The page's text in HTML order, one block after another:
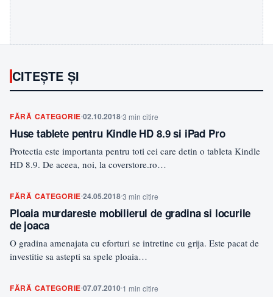
CITEȘTE ȘI
FĂRĂ CATEGORIE02.10.20183 min citire
Huse tablete pentru Kindle HD 8.9 si iPad Pro
Protectia este importanta pentru toti cei care detin o tableta Kindle
HD 8.9. De aceea, noi, la coverstore.ro…
FĂRĂ CATEGORIE24.05.20183 min citire
Ploaia murdareste mobilierul de gradina si locurile
de joaca
O gradina amenajata cu eforturi se intretine cu grija. Este pacat de
investitie sa astepti sa spele ploaia…
FĂRĂ CATEGORIE07.07.2010 1 min citire